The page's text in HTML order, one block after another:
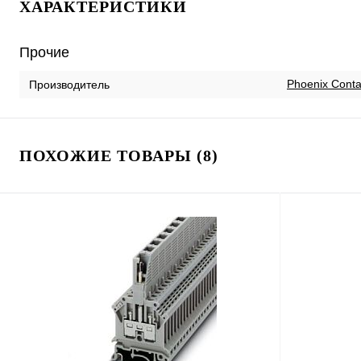
ХАРАКТЕРИСТИКИ
Прочие
Производитель Phoenix
ПОХОЖИЕ ТОВАРЫ (8)